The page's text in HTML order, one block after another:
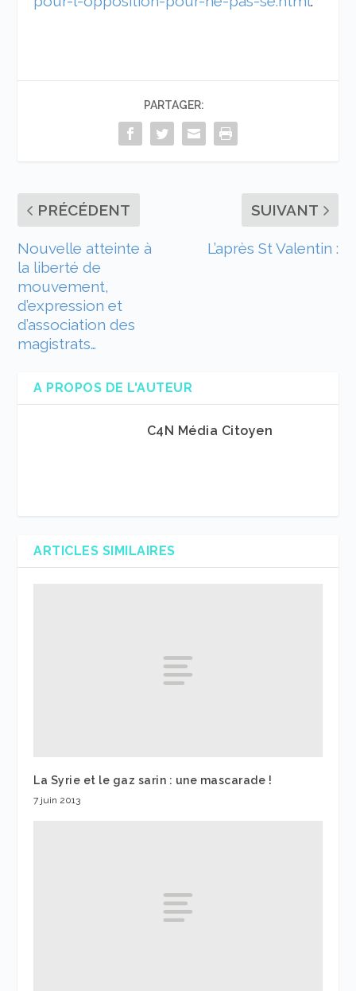
PARTAGER:
PRÉCÉDENT
Nouvelle atteinte à
la liberté de
mouvement,
d’expression et
d’association des
magistrats…
SUIVANT
L’après St Valentin :
A PROPOS DE L'AUTEUR
C4N Média Citoyen
ARTICLES SIMILAIRES
La Syrie et le gaz sarin : une mascarade !
7 juin 2013